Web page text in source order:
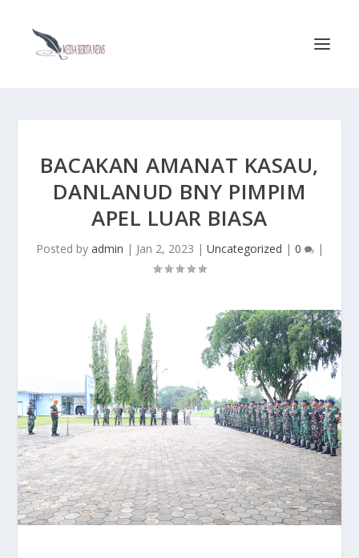
BACAKAN AMANAT KASAU,
DANLANUD BNY PIMPIM
APEL LUAR BIASA
Posted by admin | Jan 2, 2023 | Uncategorized | 0 |